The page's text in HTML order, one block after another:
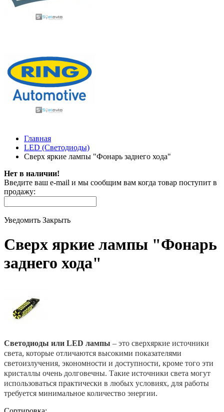
Главная
LED (Светодиоды)
Сверх яркие лампы "Фонарь заднего хода"
Нет в наличии!
Введите ваш e-mail и мы сообщим вам когда товар поступит в
продажу:
Уведомить Закрыть
Сверх яркие лампы "Фонарь
заднего хода"
Светодиоды или LED лампы – это сверхяркие источники
света, которые отличаются высокими показателями
светоизлучения, экономности и доступности, кроме того эти
кристаллы очень долговечны. Такие источники света могут
использоваться практически в любых условиях, для работы
требуется минимальное количество энергии.